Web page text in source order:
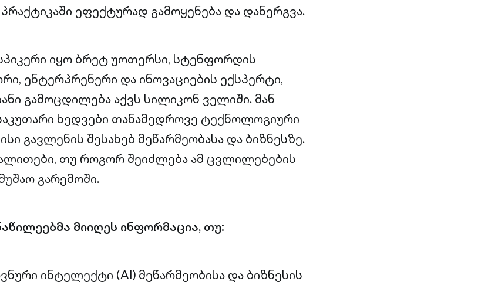
ეფექტურად გამოყენება და დანერგვა.
იყო ბრეტ უოთერსი, სტენფორდის
ენტერპრენერი და ინოვაციების ექსპერტი,
გამოცდილება აქვს სილიკონ ველიში. მან
ხედვები თანამედროვე ტექნოლოგიური
გავლენის შესახებ მეწარმეობასა და ბიზნესზე.
თუ როგორ შეიძლება ამ ცვლილებების
გარემოში.
მიიღეს ინფორმაცია, თუ:
ინტელექტი (AI) მეწარმეობისა და ბიზნესის